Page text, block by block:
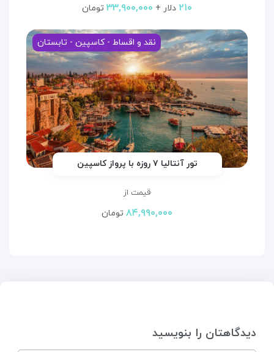
۲۱۰ دلار + ۳۳,۹۰۰,۰۰۰ تومان
نقد و اقساط - کاسپین - تابستان
تور آنتالیا ۷ روزه با پرواز کاسپین
قیمت از
۸۴,۹۹۰,۰۰۰ تومان
دیدگاهتان را بنویسید